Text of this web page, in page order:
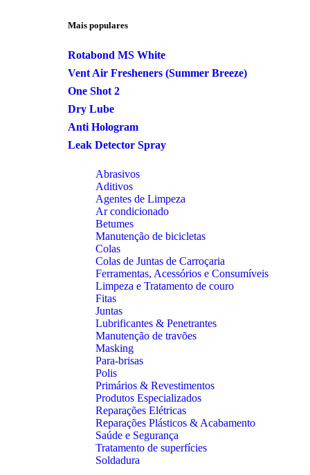
Mais populares
Rotabond MS White
Vent Air Fresheners (Summer Breeze)
One Shot 2
Dry Lube
Anti Hologram
Leak Detector Spray
Abrasivos
Aditivos
Agentes de Limpeza
Ar condicionado
Betumes
Manutenção de bicicletas
Colas
Colas de Juntas de Carroçaria
Ferramentas, Acessórios e Consumíveis
Limpeza e Tratamento de couro
Fitas
Juntas
Lubrificantes & Penetrantes
Manutenção de travões
Masking
Para-brisas
Polis
Primários & Revestimentos
Produtos Especializados
Reparações Elétricas
Reparações Plásticos & Acabamento
Saúde e Segurança
Tratamento de superfícies
Soldadura